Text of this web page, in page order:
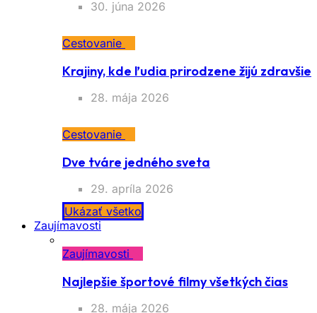
30. júna 2026
Cestovanie
Krajiny, kde ľudia prirodzene žijú zdravšie
28. mája 2026
Cestovanie
Dve tváre jedného sveta
29. apríla 2026
Ukázať všetko
Zaujímavosti
Zaujímavosti
Najlepšie športové filmy všetkých čias
28. mája 2026